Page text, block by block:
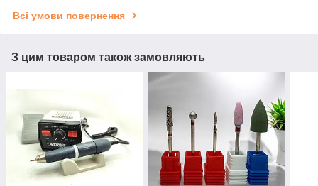
Всі умови повернення
З цим товаром також замовляють